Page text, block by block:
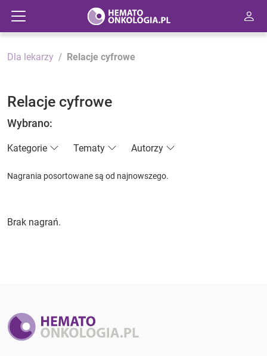
Dla lekarzy Relacje cyfrowe
Relacje cyfrowe
Wybrano:
Kategorie Tematy Autorzy
Nagrania posortowane są od najnowszego.
Brak nagrań.